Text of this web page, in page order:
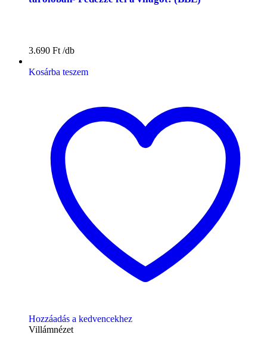
3.690 Ft
Kosárba teszem
Hozzáadás a kedvencekhez
Villámnézet